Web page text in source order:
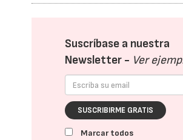
Suscríbase a nuestra
Newsletter - Ver
SUSCRIBIRME GRATIS
Marcar todos